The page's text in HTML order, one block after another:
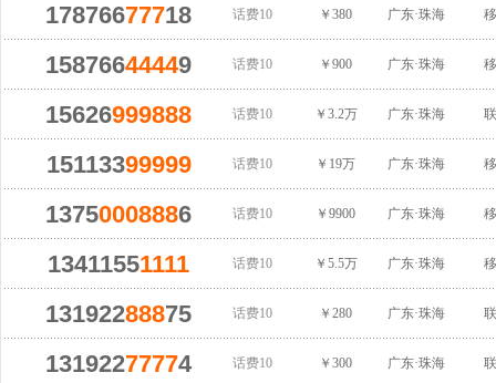
17876677718 话费10 ￥380 广东·珠海
15876644449 话费10 ￥900 广东·珠海
15626999888 话费10 ￥3.2万 广东·珠海
15113399999 话费10 ￥19万 广东·珠海
13750008886 话费10 ￥9900 广东·珠海
13411551111 话费10 ￥5.5万 广东·珠海
13192288875 话费10 ￥280 广东·珠海
13192277774 话费10 ￥300 广东·珠海